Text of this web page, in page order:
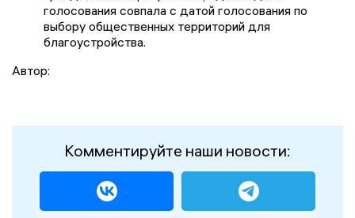
голосования совпала с датой голосования по
выбору общественных территорий для
благоустройства.
Автор:
Комментируйте наши новости: